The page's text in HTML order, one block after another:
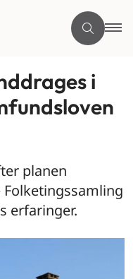
i
planen
erfaringer.